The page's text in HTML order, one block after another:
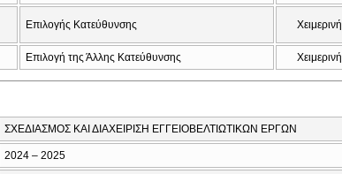
Επιλογής Κατεύθυνσης Χειμερινή
Επιλογή της Άλλης Κατεύθυνσης Χειμερινή
ΣΧΕΔΙΑΣΜΟΣ ΚΑΙ ΔΙΑΧΕΙΡΙΣΗ ΕΓΓΕΙΟΒΕΛΤΙΩΤΙΚΩΝ ΕΡΓΩΝ
2024 – 2025